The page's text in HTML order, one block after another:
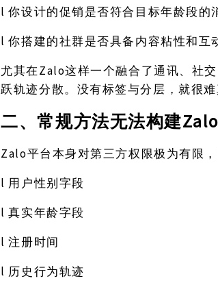
l你设计的促销是否符合目标年龄段的
l你搭建的社群是否具备内容粘性和互
尤其在 Zalo这样一个融合了通讯、社
跃轨迹分散。没有标签与分层，就很
二、常规方法无法构建
Zalo平台本身对第三方权限极为有限
l 用户性别字段
l真实年龄字段
l注册时间
l 历史行为轨迹